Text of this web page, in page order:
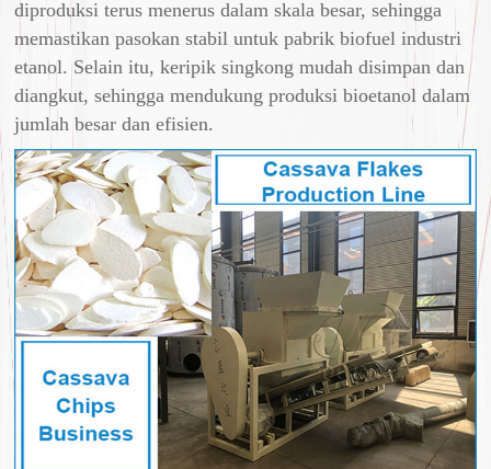
diproduksi terus menerus dalam skala besar, sehingga
memastikan pasokan stabil untuk pabrik biofuel industri
etanol. Selain itu, keripik singkong mudah disimpan dan
diangkut, sehingga mendukung produksi bioetanol dalam
jumlah besar dan efisien.